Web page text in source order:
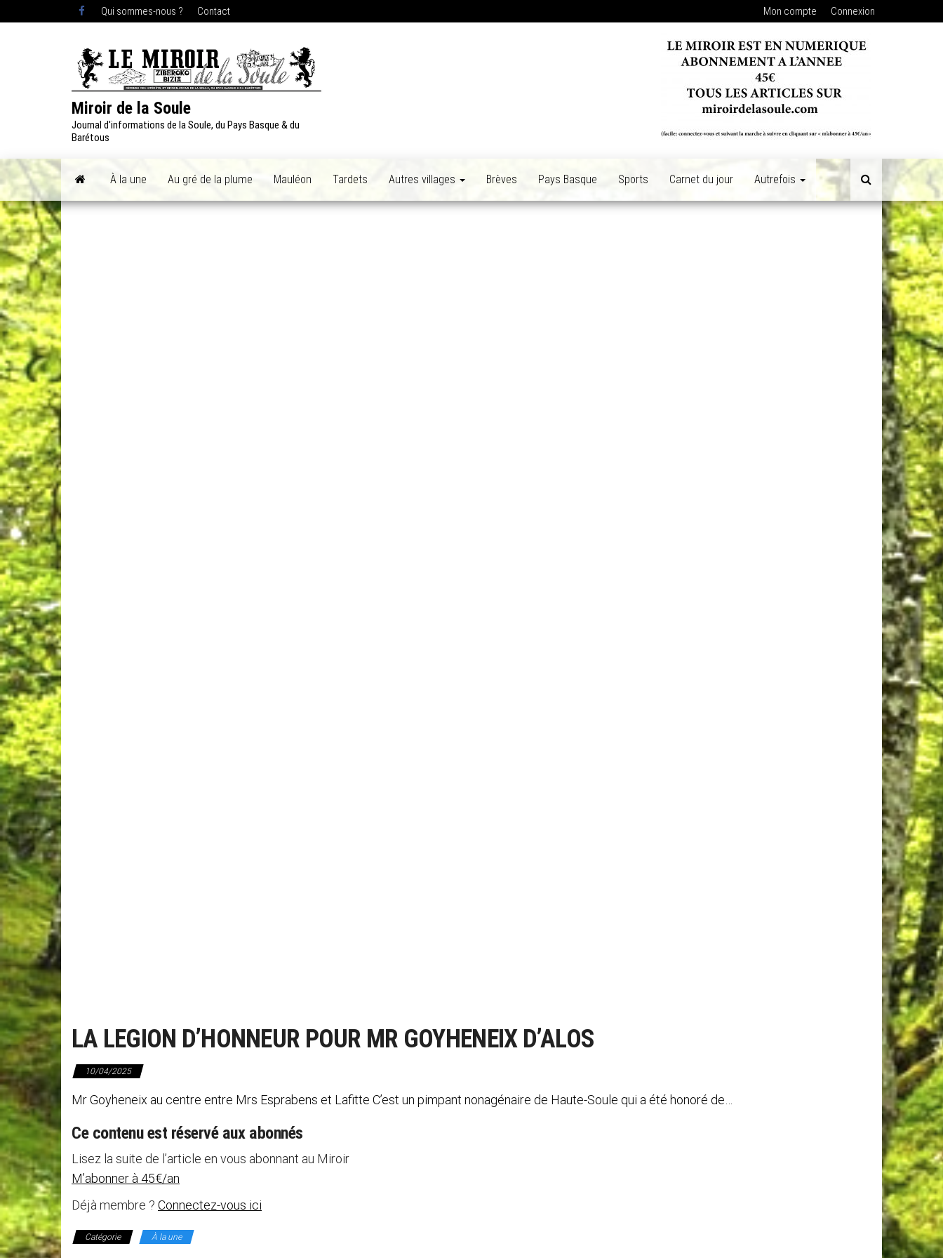
Qui sommes-nous ? Contact Mon compte Connexion
Miroir de la Soule
Journal d'informations de la Soule, du Pays Basque & du
Barétous
À la une Au gré de la plume Mauléon Tardets Autres villages Brèves Pays Basque Sports Carnet du jour Autrefois
LA LEGION D’HONNEUR POUR MR GOYHENEIX D’ALOS
10/04/2025
Mr Goyheneix au centre entre Mrs Esprabens et Lafitte C’est un pimpant nonagénaire de Haute-Soule qui a été honoré de…
Ce contenu est réservé aux abonnés
Lisez la suite de l’article en vous abonnant au Miroir
M’abonner à 45€/an
Déjà membre ? Connectez-vous ici
Catégorie À la une